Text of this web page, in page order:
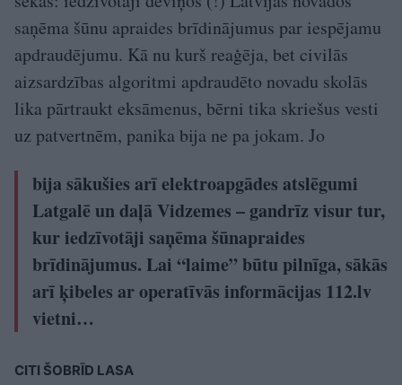
saņēma šūnu apraides brīdinājumus par iespējamu
apdraudējumu. Kā nu kurš reaģēja, bet civilās
aizsardzības algoritmi apdraudēto novadu skolās
lika pārtraukt eksāmenus, bērni tika skriešus vesti
uz patvertnēm, panika bija ne pa jokam. Jo
bija sākušies arī elektroapgādes atslēgumi
Latgalē un daļā Vidzemes – gandrīz visur tur,
kur iedzīvotāji saņēma šūnapraides
brīdinājumus. Lai “laime” būtu pilnīga, sākās
arī ķibeles ar operatīvās informācijas 112.lv
vietni…
CITI ŠOBRĪD LASA